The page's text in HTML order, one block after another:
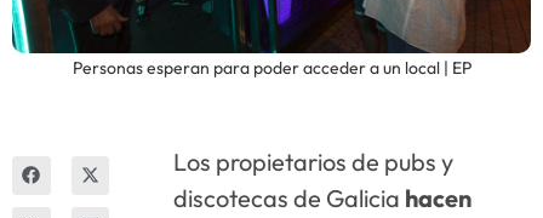
Personas esperan para poder acceder a un local | EP
Los propietarios de pubs y
discotecas de Galicia hacen